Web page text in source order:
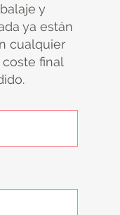
y
ya están
cualquier
final